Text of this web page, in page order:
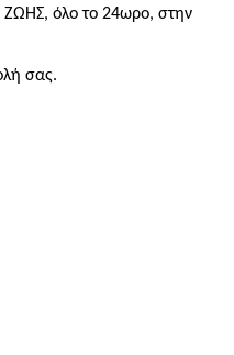
ΖΩΗΣ, όλο το 24ωρο, στην
σας.